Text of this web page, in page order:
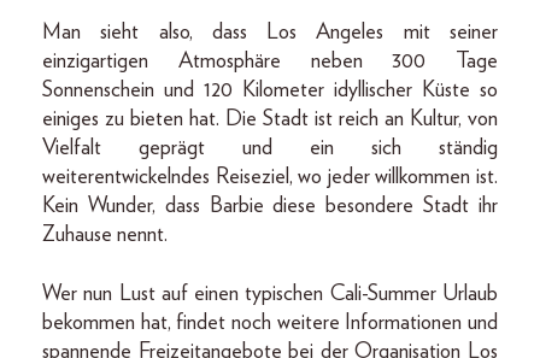
Man sieht also, dass Los Angeles mit seiner
einzigartigen Atmosphäre neben 300 Tage
Sonnenschein und 120 Kilometer idyllischer Küste so
einiges zu bieten hat. Die Stadt ist reich an Kultur, von
Vielfalt geprägt und ein sich ständig
weiterentwickelndes Reiseziel, wo jeder willkommen ist.
Kein Wunder, dass Barbie diese besondere Stadt ihr
Zuhause nennt.
Wer nun Lust auf einen typischen Cali-Summer Urlaub
bekommen hat, findet noch weitere Informationen und
spannende Freizeitangebote bei der Organisation Los